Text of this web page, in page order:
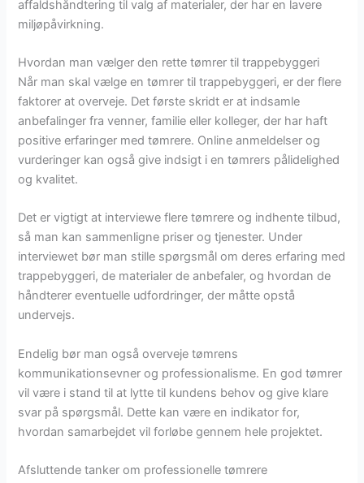
affaldshåndtering til valg af materialer, der har en lavere
miljøpåvirkning.
Hvordan man vælger den rette tømrer til trappebyggeri
Når man skal vælge en tømrer til trappebyggeri, er der flere
faktorer at overveje. Det første skridt er at indsamle
anbefalinger fra venner, familie eller kolleger, der har haft
positive erfaringer med tømrere. Online anmeldelser og
vurderinger kan også give indsigt i en tømrers pålidelighed
og kvalitet.
Det er vigtigt at interviewe flere tømrere og indhente tilbud,
så man kan sammenligne priser og tjenester. Under
interviewet bør man stille spørgsmål om deres erfaring med
trappebyggeri, de materialer de anbefaler, og hvordan de
håndterer eventuelle udfordringer, der måtte opstå
undervejs.
Endelig bør man også overveje tømrens
kommunikationsevner og professionalisme. En god tømrer
vil være i stand til at lytte til kundens behov og give klare
svar på spørgsmål. Dette kan være en indikator for,
hvordan samarbejdet vil forløbe gennem hele projektet.
Afsluttende tanker om professionelle tømrere